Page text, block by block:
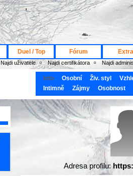
Duel / Top Fórum Extra
Najdi uživatele Najdi certifikátora Najdi
Info Osobní Živ. styl
Intimně
Zájmy Osobnost
Adresa profilu: